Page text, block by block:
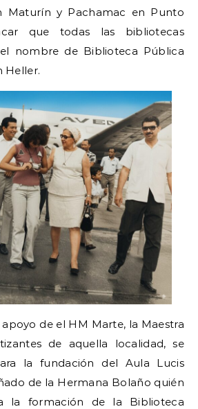
Maturín y Pachamac en Punto
que todas las bibliotecas
nombre de Biblioteca Pública
Heller.
de el HM Marte, la Maestra
de aquella localidad, se
la fundación del Aula Lucis
de la Hermana Bolaño quién
la formación de la Biblioteca